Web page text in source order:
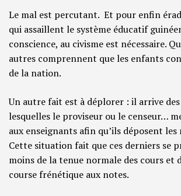
Le mal est percutant. Et pour enfin
qui assaillent le système éducatif
conscience, au civisme est nécessaire.
autres comprennent que les enfants
de la nation.
Un autre fait est à déplorer : il arrive
lesquelles le proviseur ou le censeur…
aux enseignants afin qu’ils déposent les
Cette situation fait que ces derniers se
moins de la tenue normale des cours et
course frénétique aux notes.